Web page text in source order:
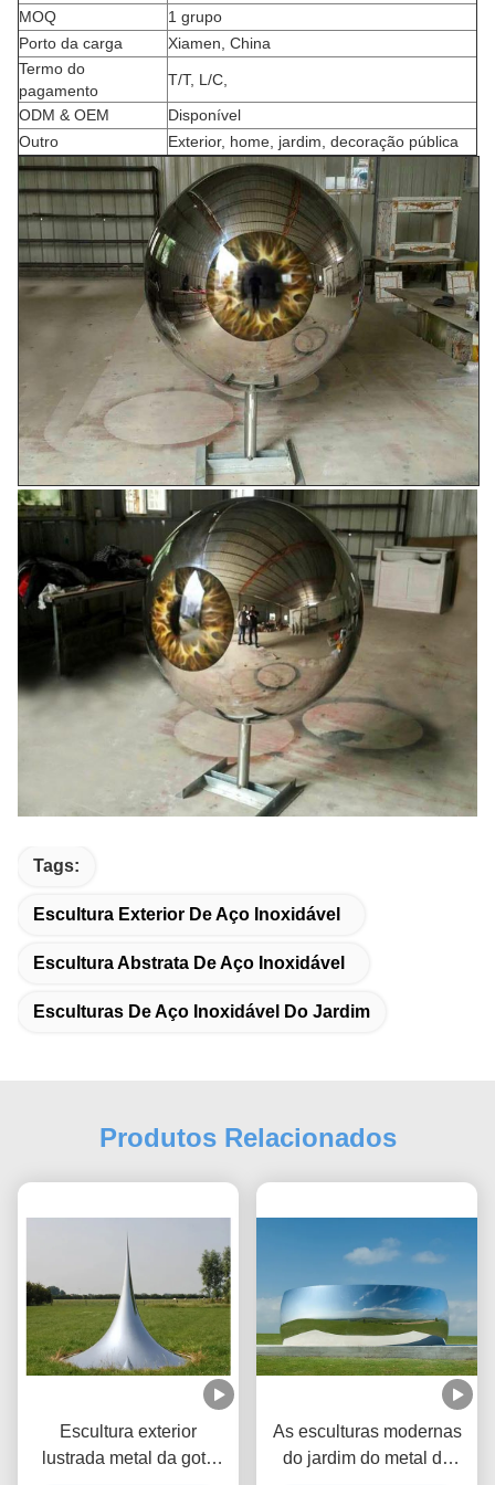
MOQ
1 grupo
Porto da carga
Xiamen, China
Termo do
pagamento
T/T, L/C,
ODM & OEM
Disponível
Outro
Exterior, home, jardim, decoração pública
Tags:
Escultura Exterior De Aço Inoxidável
Escultura Abstrata De Aço Inoxidável
Esculturas De Aço Inoxidável Do Jardim
Produtos Relacionados
Escultura exterior
lustrada metal da gota
As esculturas modernas
do jardim do metal da